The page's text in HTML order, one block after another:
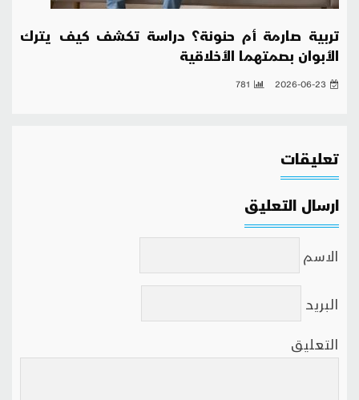
تربية صارمة أم حنونة؟ دراسة تكشف كيف يترك
الأبوان بصمتهما الأخلاقية
2026-06-23
781
تعليقات
ارسال التعليق
الاسم
البريد
التعليق